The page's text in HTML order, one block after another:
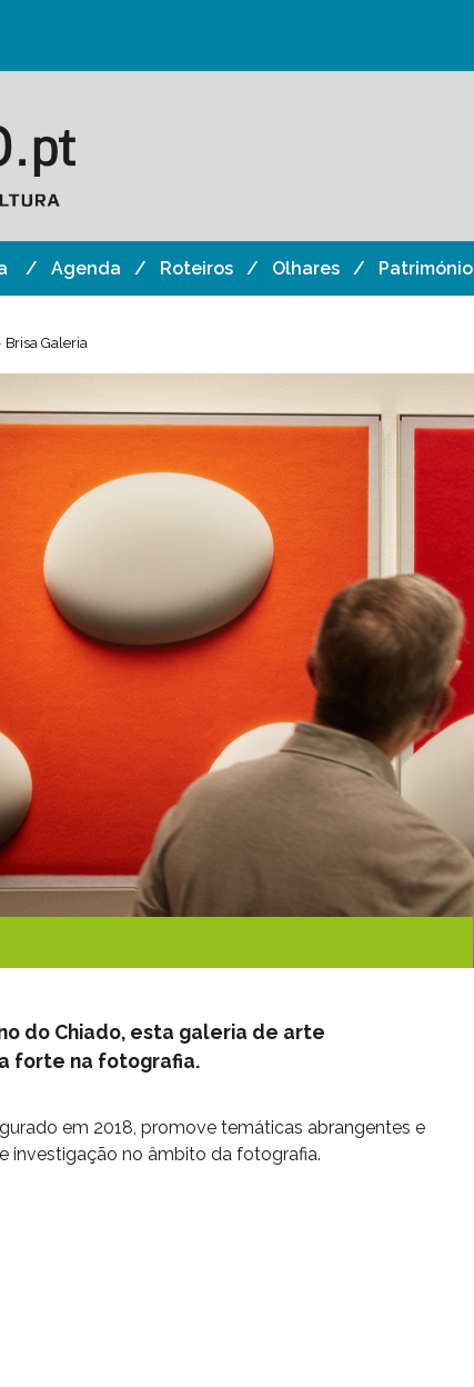
Agenda Roteiros Olhares Património
Brisa Galeria
do Chiado, esta galeria de arte
forte na fotografia.
em 2018, promove temáticas abrangentes e
investigação no âmbito da fotografia.